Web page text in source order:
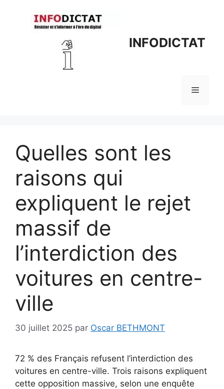
INFODICTAT
Menu
Quelles sont les
raisons qui
expliquent le rejet
massif de
l’interdiction des
voitures en centre-
ville
30 juillet 2025 par Oscar BETHMONT
72 % des Français refusent l’interdiction des
voitures en centre-ville. Trois raisons expliquent
cette opposition massive, selon une enquête